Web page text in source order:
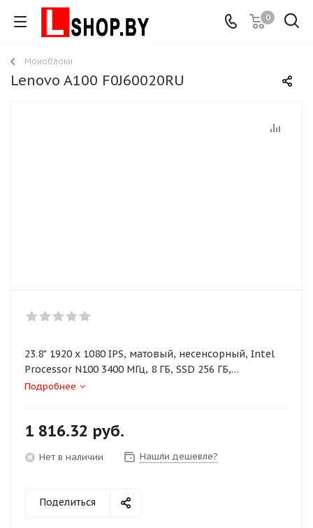
0
Моноблоки
Lenovo A100 F0J60020RU
23.8" 1920 x 1080 IPS, матовый, несенсорный, Intel
Processor N100 3400 МГц, 8 ГБ, SSD 256 ГБ,
видеокарта встроенная, без ОС, цвет серый
Подробнее
1 816.32 руб.
Нет в наличии Нашли дешевле?
Поделиться